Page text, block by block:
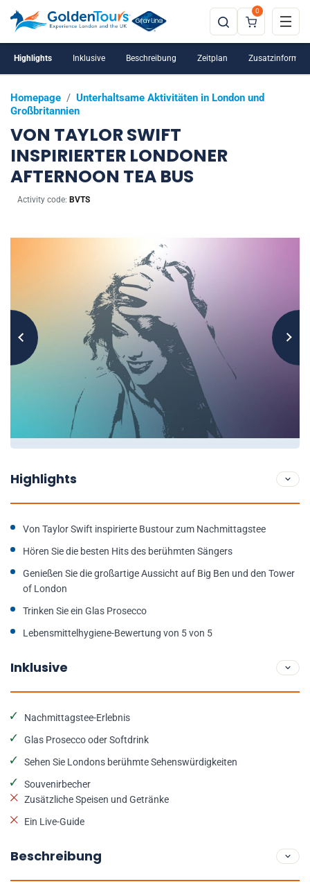
0
Homepage / Unterhaltsame Aktivitäten in London und
Großbritannien
VON TAYLOR SWIFT
INSPIRIERTER LONDONER
AFTERNOON TEA BUS
Activity code: BVTS
Highlights Inklusive Beschreibung Zeitplan
Highlights
Von Taylor Swift inspirierte Bustour zum Nachmittagstee
Hören Sie die besten Hits des berühmten Sängers
Genießen Sie die großartige Aussicht auf Big Ben und den Tower
of London
Trinken Sie ein Glas Prosecco
Lebensmittelhygiene-Bewertung von 5 von 5
Inklusive
Nachmittagstee-Erlebnis
Glas Prosecco oder Softdrink
Sehen Sie Londons berühmte Sehenswürdigkeiten
Souvenirbecher
Zusätzliche Speisen und Getränke
Ein Live-Guide
Beschreibung